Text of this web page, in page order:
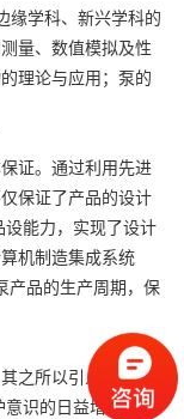
学科、新兴学科的
量、数值模拟及性
理论与应用；泵的
证。通过利用先进
保证了产品的设计
能力，实现了设计
机制造集成系统
产品的生产周期，保
之所以引人注目，
识的日益增强。目